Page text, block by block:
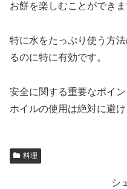
お餅を楽しむことができま
特に水をたっぷり使う方
るのに特に有効です。
安全に関する重要なポイ
ホイルの使用は絶対に避
料理
シ